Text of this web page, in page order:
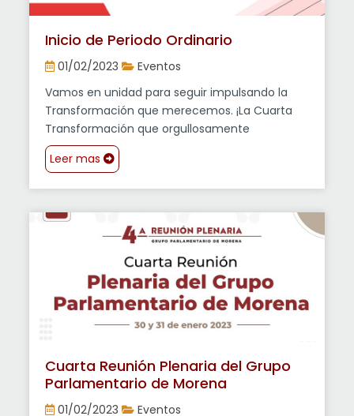
Inicio de Periodo Ordinario
01/02/2023
Eventos
Vamos en unidad para seguir impulsando la
Transformación que merecemos. ¡La Cuarta
Transformación que orgullosamente
representamos!
Cuarta Reunión Plenaria del Grupo